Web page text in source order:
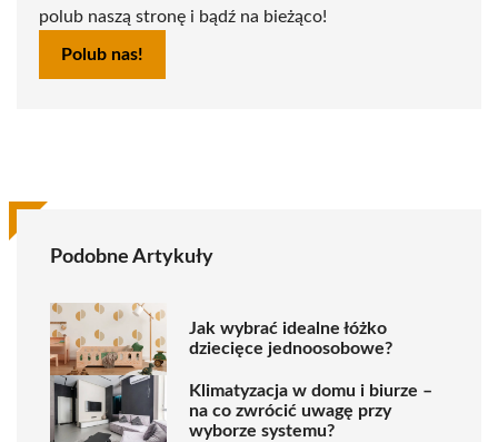
polub naszą stronę i bądź na bieżąco!
Polub nas!
Podobne Artykuły
Jak wybrać idealne łóżko
dziecięce jednoosobowe?
Klimatyzacja w domu i biurze –
na co zwrócić uwagę przy
wyborze systemu?